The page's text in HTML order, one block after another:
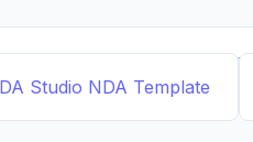
Templates by ...
Studio NDA Template